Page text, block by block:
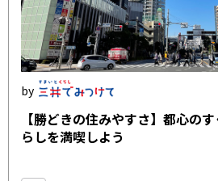
【勝どきの住みやすさ】都心の
らしを満喫しよう